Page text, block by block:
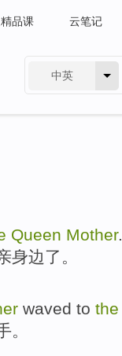
品课 云笔记
中英
Queen Mother.
身边了 。
waved to the
。